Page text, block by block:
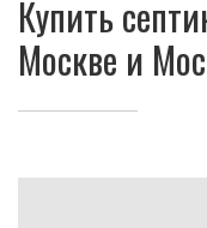
Купить
Москве и